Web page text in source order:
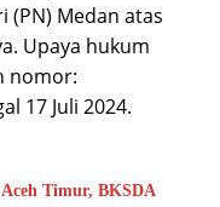
(PN) Medan atas
Upaya hukum
nomor:
17 Juli 2024.
Timur, BKSDA